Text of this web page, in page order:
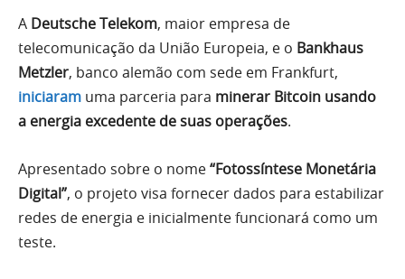
A Deutsche Telekom, maior empresa de
telecomunicação da União Europeia, e o Bankhaus
Metzler, banco alemão com sede em Frankfurt,
iniciaram uma parceria para minerar Bitcoin usando
a energia excedente de suas operações.
Apresentado sobre o nome“Fotossíntese Monetária
Digital”, o projeto visa fornecer dados para estabilizar
redes de energia e inicialmente funcionará como um
teste.